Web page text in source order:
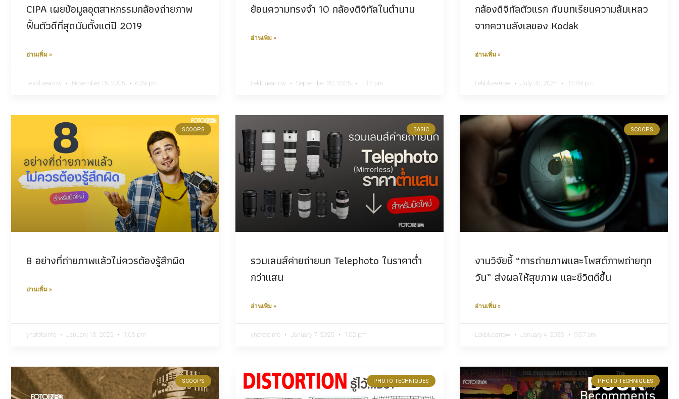
CIPA เผยข้อมูลอุตสาหกรรมกล้องถ่ายภาพ
ฟื้นตัวดีที่สุดนับตั้งแต่ปี 2019
อ่านเพิ่ม »
Lekbluearrow November 15, 2025 6:09 pm
ย้อนความทรงจำ 10 กล้องดิจิทัลในตำนาน
อ่านเพิ่ม »
Lekbluearrow September 20, 2025 1:15 pm
กล้องดิจิทัลตัวแรก กับบทเรียนความล้มเหลว
จากความลังเลของ Kodak
อ่านเพิ่ม »
Lekbluearrow July 30, 2025 12:09 pm
SCOOPS
8 อย่างที่ถ่ายภาพแล้วไม่ควรต้องรู้สึกผิด
อ่านเพิ่ม »
yhofotoinfo January 16, 2025 1:06 pm
BASIC
รวมเลนส์ค่ายถ่ายนก Telephoto ในราคาต่ำ
กว่าแสน
อ่านเพิ่ม »
yhofotoinfo January 7, 2025 1:02 pm
SCOOPS
งานวิจัยชี้ “การถ่ายภาพและโพสต์ภาพถ่ายทุก
วัน” ส่งผลให้สุขภาพ และชีวิตดีขึ้น
อ่านเพิ่ม »
Lekbluearrow January 4, 2025 9:57 am
SCOOPS PHOTO TECHNIQUES PHOTO TECHNIQUES